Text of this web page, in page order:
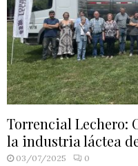
Torrencial Lechero:
la industria láctea
03/07/2025 0